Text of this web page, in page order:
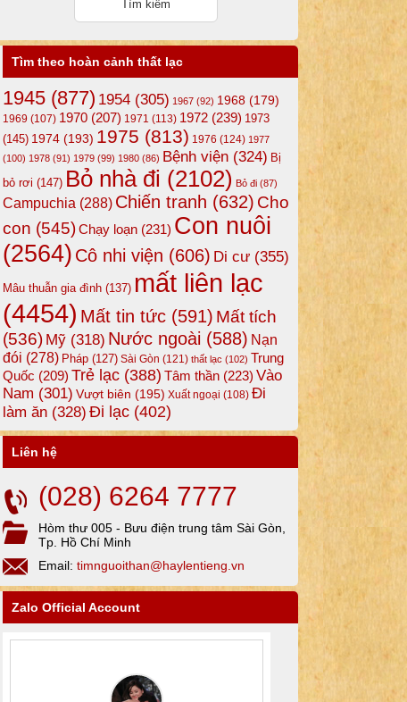
Tìm theo hoàn cảnh thất lạc
1945 (877) 1954 (305) 1967 (92) 1968 (179)
1969 (107) 1970 (207) 1971 (113) 1972 (239) 1973
(145) 1974 (193) 1975 (813) 1976 (124) 1977
(100) 1978 (91) 1979 (99) 1980 (86) Bệnh viện (324) Bị
bỏ rơi (147) Bỏ nhà đi (2102) Bỏ đi (87)
Campuchia (288) Chiến tranh (632) Cho
con (545)Chạy loạn (231) Con nuôi
(2564) Cô nhi viện (606) Di cư (355)
Mâu thuẫn gia đình (137) mất liên lạc
(4454) Mất tin tức (591) Mất tích
(536) Mỹ (318) Nước ngoài (588) Nạn
đói (278) Pháp (127) Sài Gòn (121) thất lạc (102) Trung
Quốc (209) Trẻ lạc (388) Tâm thần (223) Vào
Nam (301) Vượt biên (195) Xuất ngoại (108) Đi
làm ăn (328) Đi lạc (402)
Liên hệ
(028) 6264 7777
Hòm thư 005 - Bưu điện trung tâm Sài Gòn,
Tp. Hồ Chí Minh
Email: timnguoithan@haylentieng.vn
Zalo Official Account